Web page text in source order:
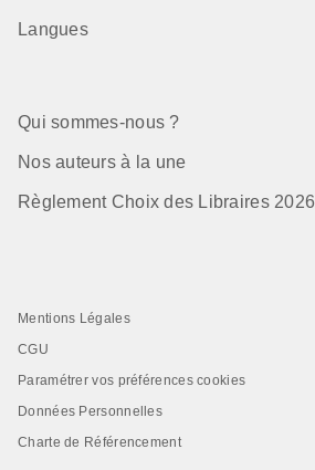
Langues
Qui sommes-nous ?
Nos auteurs à la une
Règlement Choix des Libraires 2026
Mentions Légales
CGU
Paramétrer vos préférences cookies
Données Personnelles
Charte de Référencement